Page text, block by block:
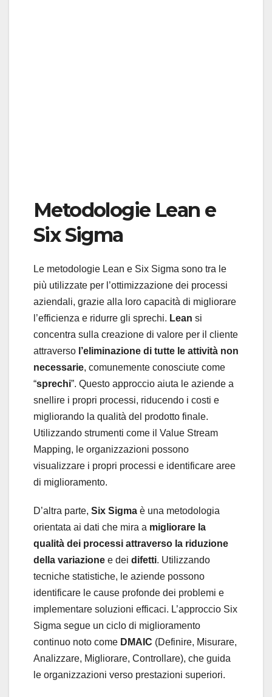
Metodologie Lean e
Six Sigma
Le metodologie Lean e Six Sigma sono tra le
più utilizzate per l’ottimizzazione dei processi
aziendali, grazie alla loro capacità di migliorare
l’efficienza e ridurre gli sprechi. Lean si
concentra sulla creazione di valore per il cliente
attraverso l’eliminazione di tutte le attività non
necessarie, comunemente conosciute come
“sprechi”. Questo approccio aiuta le aziende a
snellire i propri processi, riducendo i costi e
migliorando la qualità del prodotto finale.
Utilizzando strumenti come il Value Stream
Mapping, le organizzazioni possono
visualizzare i propri processi e identificare aree
di miglioramento.
D’altra parte, Six Sigma è una metodologia
orientata ai dati che mira a migliorare la
qualità dei processi attraverso la riduzione
della variazione e dei difetti. Utilizzando
tecniche statistiche, le aziende possono
identificare le cause profonde dei problemi e
implementare soluzioni efficaci. L’approccio Six
Sigma segue un ciclo di miglioramento
continuo noto come DMAIC (Definire, Misurare,
Analizzare, Migliorare, Controllare), che guida
le organizzazioni verso prestazioni superiori.